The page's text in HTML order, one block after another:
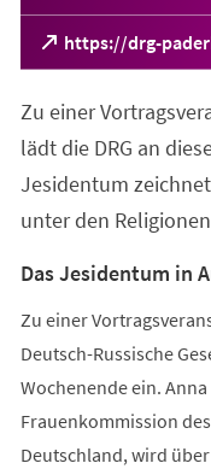
https://drg-
(Öffnet
in
neuen
Tab)
Zu einer
lädt die DRG an
Jesidentum
unter den
Das Jesidentum in
Zu einer
Deutsch-Russische
Wochenende ein.
Frauenkommission
Deutschland, wird